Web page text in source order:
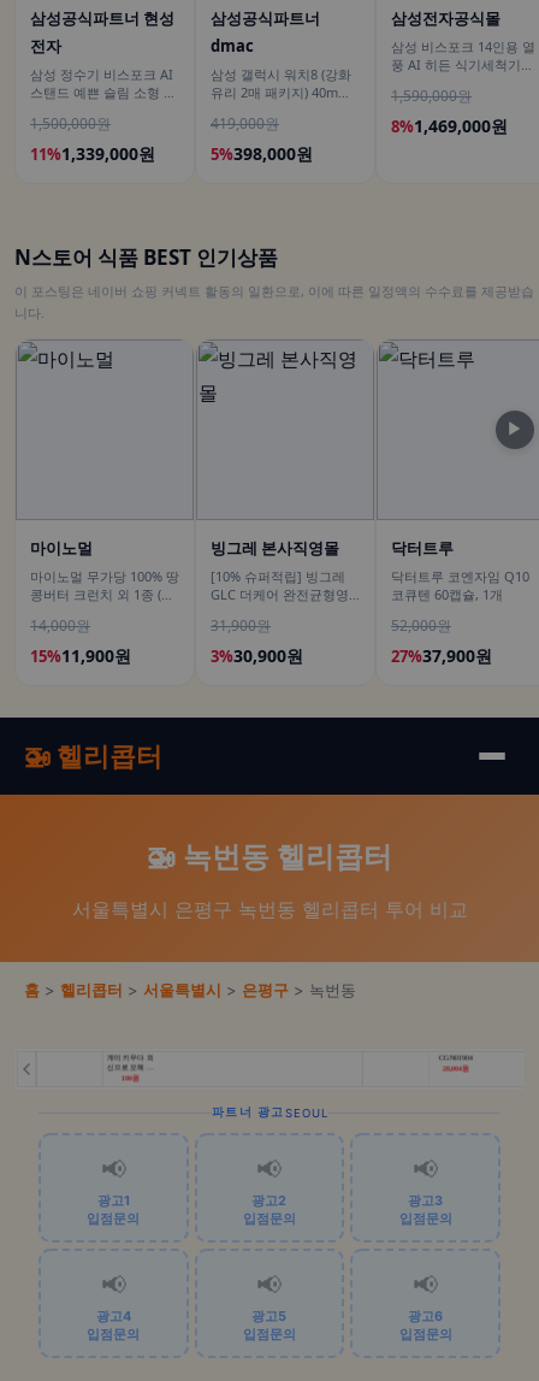
삼성공식파트너 현성
전자
삼성 정수기 비스포크 AI
스탠드 예쁜 슬림 소형 일
커피정수기
1,500,000원
11%1,339,000원
삼성공식파트너
dmac
삼성 갤럭시 워치8 (강화
유리 2매 패키지) 40mm
L320
419,000원
5%398,000원
삼성전자공식몰
삼성 비스포크 14인용 열
풍 AI 히든 식기세척기
1,590,000원
8%1,469,000원
N스토어 식품 BEST 인기상품
이 포스팅은 네이버 쇼핑 커넥트 활동의 일환으로, 이에 따른 일정액의 수수료를 제공받습
니다.
마이노멀
마이노멀 무가당 100% 땅
콩버터 크런치 외 1종 (땅
14,000원
15%11,900원
빙그레 본사직영몰
[10% 슈퍼적립] 빙그레
GLC 더케어 완전균형영
개
31,900원
3%30,900원
닥터트루
닥터트루 코엔자임 Q10
코큐텐 60캡슐, 1개
52,000원
27%37,900원
▶
🚁 헬리콥터
🚁 녹번동 헬리콥터
서울특별시 은평구 녹번동 헬리콥터 투어 비교
홈 > 헬리콥터 > 서울특별시 > 은평구 > 녹번동
파트너 광고SEOUL
📢
광고1
입점문의
📢
광고2
입점문의
📢
광고3
입점문의
📢
광고4
입점문의
📢
광고5
입점문의
📢
광고6
입점문의